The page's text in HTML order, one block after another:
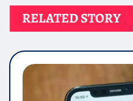
RELATED STORY